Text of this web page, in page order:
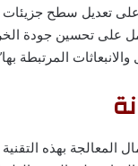
تعديل سطح جزيئات
على تحسين جودة
المرتبطة
المعالجة بهذه